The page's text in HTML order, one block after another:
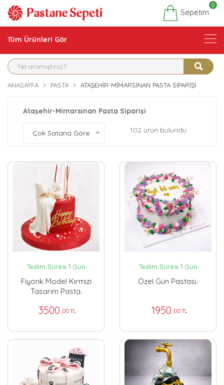
Sepetim
0
Tüm Ürünleri Gör
ANASAYFA PASTA ATAŞEHIR-MIMARSINAN PASTA SIPARIŞI
Ataşehir-Mimarsinan Pasta Siparişi
Çok Satana Göre 102 ürün bulundu.
Teslim Süresi 1 Gün
Fiyonk Model Kırmızı
Tasarım Pasta.
3500 ,00 TL
Teslim Süresi 1 Gün
Özel Gün Pastası.
1950 ,00 TL